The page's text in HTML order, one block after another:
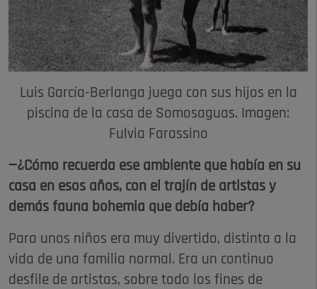
Luis García-Berlanga juega con sus hijos en la
piscina de la casa de Somosaguas. Imagen:
Fulvia Farassino
—¿Cómo recuerda ese ambiente que había en su
casa en esos años, con el trajín de artistas y
demás fauna bohemia que debía haber?
Para unos niños era muy divertido, distinta a la
vida de una familia normal. Era un continuo
desfile de artistas, sobre todo los fines de